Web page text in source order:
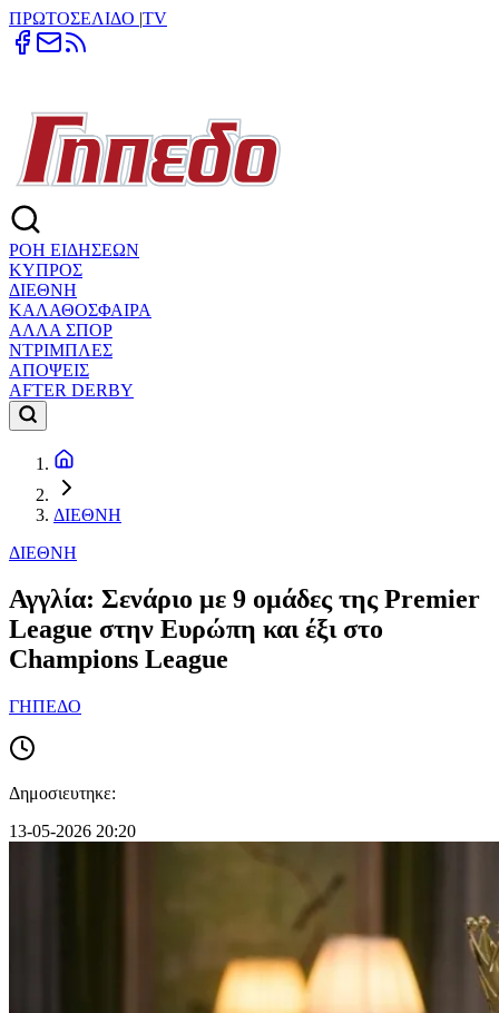
ΠΡΩΤΟΣΕΛΙΔΟ |TV
ΡΟΗ ΕΙΔΗΣΕΩΝ
ΚΥΠΡΟΣ
ΔΙΕΘΝΗ
ΚΑΛΑΘΟΣΦΑΙΡΑ
ΑΛΛΑ ΣΠΟΡ
ΝΤΡΙΜΠΛΕΣ
ΑΠΟΨΕΙΣ
AFTER DERBY
ΔΙΕΘΝΗ
ΔΙΕΘΝΗ
Αγγλία: Σενάριο με 9 ομάδες της Premier
League στην Ευρώπη και έξι στο
Champions League
ΓΗΠΕΔΟ
Δημοσιευτηκε:
13-05-2026 20:20